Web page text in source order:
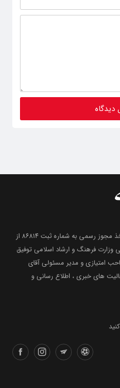
با اخذ مجوز رسمی به شماره ثبت ۸۶۸۱۴ از
وزارت فرهنگ و ارشاد اسلامی توفیق
مرداد ماه سال ۱۳۹۹ با صاحب امتیازی و مدیر مسئولی آقای
های خبری ، اطلاع رسانی و